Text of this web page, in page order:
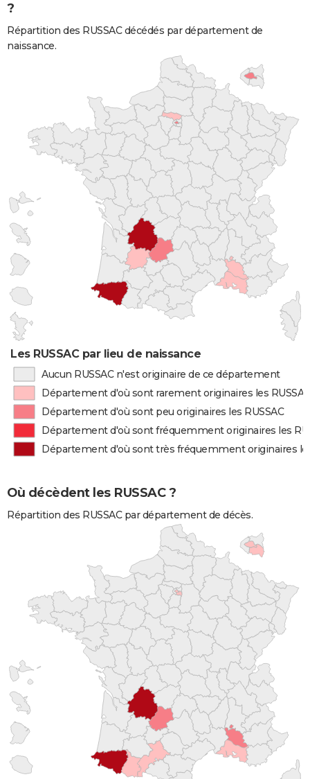
?
Répartition des RUSSAC décédés par département de
naissance.
Les RUSSAC par lieu de naissance
Aucun RUSSAC n'est originaire de ce département
Département d'où sont rarement originaires les RUSSAC
Département d'où sont peu originaires les RUSSAC
Département d'où sont fréquemment originaires les
Département d'où sont très fréquemment originaires
Où décèdent les RUSSAC ?
Répartition des RUSSAC par département de décès.